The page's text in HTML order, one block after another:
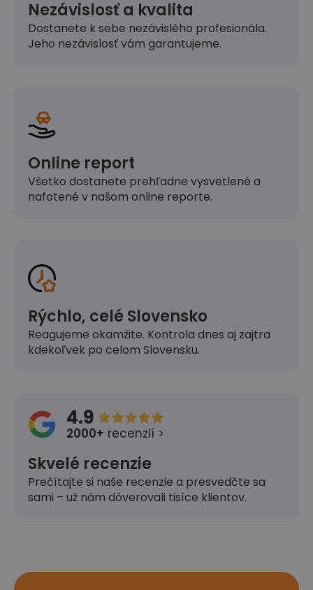
Nezávislosť a kvalita
Dostanete k sebe nezávislého profesionála.
Jeho nezávislosť vám garantujeme.
Online report
Všetko dostanete prehľadne vysvetlené a
nafotené v našom online reporte.
Rýchlo, celé Slovensko
Reagujeme okamžite. Kontrola dnes aj zajtra
kdekoľvek po celom Slovensku.
4.9 
2000+ recenzií >
Skvelé recenzie
Prečítajte si naše recenzie a presvedčte sa
sami – už nám dôverovali tisíce klientov.